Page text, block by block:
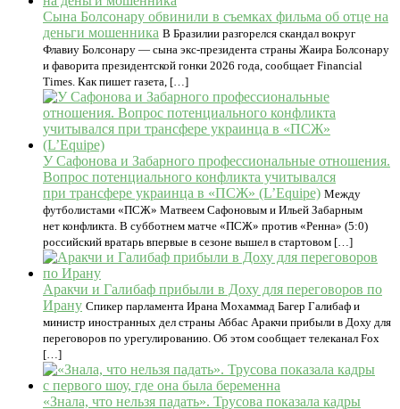
Сына Болсонару обвинили в съемках фильма об отце на
деньги мошенника В Бразилии разгорелся скандал вокруг
Флавиу Болсонару — сына экс-президента страны Жаира Болсонару
и фаворита президентской гонки 2026 года, сообщает Financial
Times. Как пишет газета, […]
У Сафонова и Забарного профессиональные отношения.
Вопрос потенциального конфликта учитывался
при трансфере украинца в «ПСЖ» (L’Equipe) Между
футболистами «ПСЖ» Матвеем Сафоновым и Ильей Забарным
нет конфликта. В субботнем матче «ПСЖ» против «Ренна» (5:0)
российский вратарь впервые в сезоне вышел в стартовом […]
Аракчи и Галибаф прибыли в Доху для переговоров по
Ирану Спикер парламента Ирана Мохаммад Багер Галибаф и
министр иностранных дел страны Аббас Аракчи прибыли в Доху для
переговоров по урегулированию. Об этом сообщает телеканал Fox
[…]
«Знала, что нельзя падать». Трусова показала кадры